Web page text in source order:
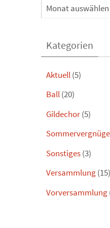
Archiv
Kategorien
Aktuell(5)
Ball(20)
Gildechor(5)
Sonstiges(3)
Versammlung(15)
Vorversammlung